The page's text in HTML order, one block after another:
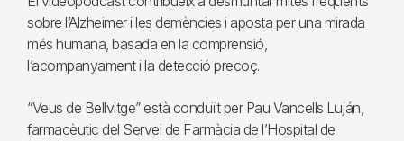
sobre l’Alzheimer i les demències i aposta per una mirada
més humana, basada en la comprensió,
l’acompanyament i la detecció precoç.
“Veus de Bellvitge” està conduït per Pau Vancells Luján,
farmacèutic del Servei de Farmàcia de l’Hospital de